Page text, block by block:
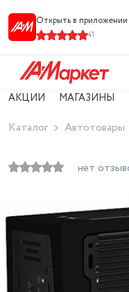
Открыть в
41
АКЦИИ МАГАЗИНЫ
Каталог Автотовары
нет